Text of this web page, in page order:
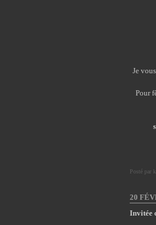
Je
Pour
Posté par
20
Invitée